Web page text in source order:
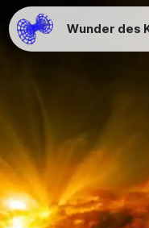
Wunder des